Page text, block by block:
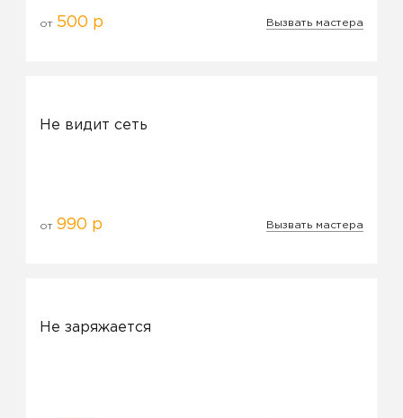
от 500 р Вызвать мастера
Не видит сеть
от990 р Вызвать мастера
Не заряжается